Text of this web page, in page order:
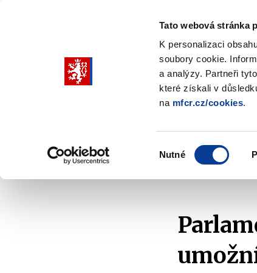
Tato webová stránka
K personalizaci
soubory cookie.
a analýzy. Partneři
které získali v
na mfcr.cz/cookies.
Nutné
submenu
Tiskové